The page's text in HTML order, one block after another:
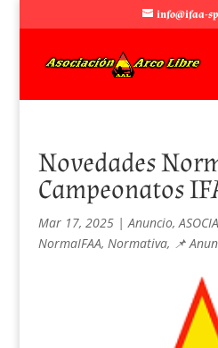
info@ifaa-
Novedades
Campeonatos
Mar 17, 2025|Anuncio,
NormaIFAA, Normativa, 📌